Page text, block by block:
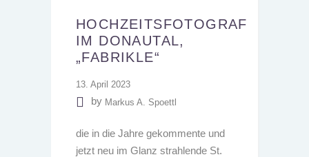
HOCHZEITSFOTOGRAF
IM DONAUTAL,
„FABRIKLE“
13. April 2023
by Markus A. Spoettl
die in die Jahre gekommente und
jetzt neu im Glanz strahlende St.